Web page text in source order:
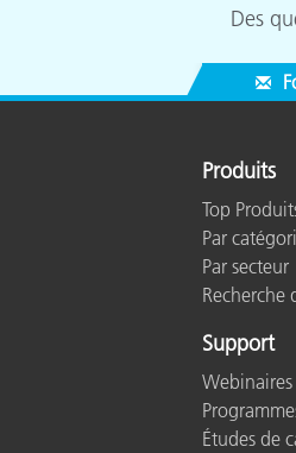
Des
Produits
Top
Par
Par secteur
Recherche
Support
Webinaires
Études de